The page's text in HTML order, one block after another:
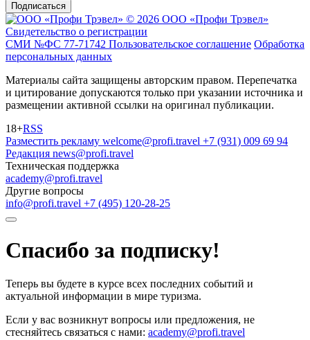
Подписаться
© 2026 ООО «Профи Трэвeл»
Свидетельство о регистрации
СМИ №ФС 77-71742 Пользовательское соглашение Обработка
персональных данных
Материалы сайта защищены авторским правом. Перепечатка
и цитирование допускаются только при указании источника и
размещении активной ссылки на оригинал публикации.
18+RSS
Разместить рекламу welcome@profi.travel +7 (931) 009 69 94
Редакция news@profi.travel
Техническая поддержка
academy@profi.travel
Другие вопросы
info@profi.travel +7 (495) 120-28-25
Спасибо за подписку!
Теперь вы будете в курсе всех последних событий и
актуальной информации в мире туризма.
Если у вас возникнут вопросы или предложения, не
стесняйтесь связаться с нами: academy@profi.travel